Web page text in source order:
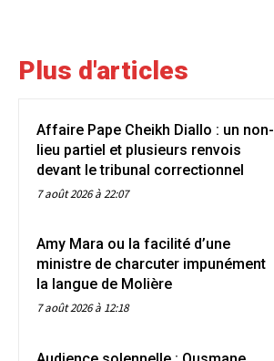
Plus d'articles
Affaire Pape Cheikh Diallo : un non-
lieu partiel et plusieurs renvois
devant le tribunal correctionnel
7 août 2026 à 22:07
Amy Mara ou la facilité d’une
ministre de charcuter impunément
la langue de Molière
7 août 2026 à 12:18